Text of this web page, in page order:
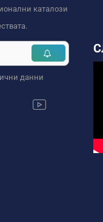
каталози
данни